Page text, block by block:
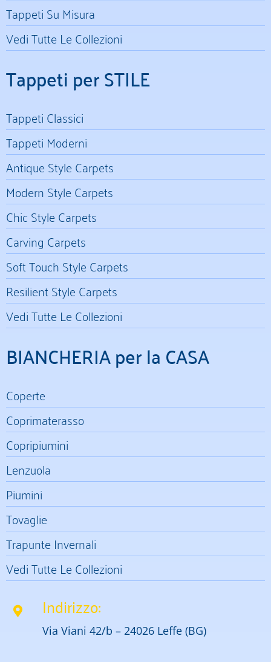
Tappeti Su Misura
Vedi Tutte Le Collezioni
Tappeti per STILE
Tappeti Classici
Tappeti Moderni
Antique Style Carpets
Modern Style Carpets
Chic Style Carpets
Carving Carpets
Soft Touch Style Carpets
Resilient Style Carpets
Vedi Tutte Le Collezioni
BIANCHERIA per la CASA
Coperte
Coprimaterasso
Copripiumini
Lenzuola
Piumini
Tovaglie
Trapunte Invernali
Vedi Tutte Le Collezioni
Indirizzo:
Via Viani 42/b – 24026 Leffe (BG)